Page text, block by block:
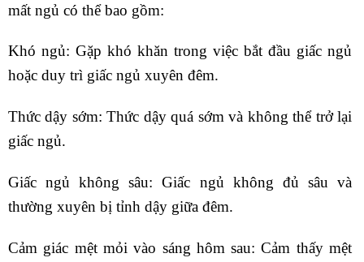
mất ngủ có thể bao gồm:
Khó ngủ: Gặp khó khăn trong việc bắt đầu giấc ngủ
hoặc duy trì giấc ngủ xuyên đêm.
Thức dậy sớm: Thức dậy quá sớm và không thể trở lại
giấc ngủ.
Giấc ngủ không sâu: Giấc ngủ không đủ sâu và
thường xuyên bị tỉnh dậy giữa đêm.
Cảm giác mệt mỏi vào sáng hôm sau: Cảm thấy mệt